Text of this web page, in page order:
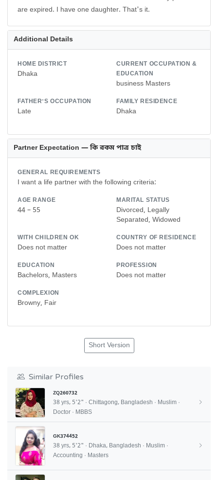
are expired. I have one daughter. That's it.
Additional Details
HOME DISTRICT
Dhaka
CURRENT OCCUPATION &
EDUCATION
business Masters
FATHER'S OCCUPATION
Late
FAMILY RESIDENCE
Dhaka
Partner Expectation — কি রকম পাত্র চাই
GENERAL REQUIREMENTS
I want a life partner with the following criteria:
AGE RANGE
44 – 55
MARITAL STATUS
Divorced, Legally
Separated, Widowed
WITH CHILDREN OK
Does not matter
COUNTRY OF RESIDENCE
Does not matter
EDUCATION
Bachelors, Masters
PROFESSION
Does not matter
COMPLEXION
Browny, Fair
Short Version
Similar Profiles
ZQ260732
38 yrs, 5'2" · Chittagong, Bangladesh · Muslim ·
Doctor · MBBS
GK374452
38 yrs, 5'2" · Dhaka, Bangladesh · Muslim ·
Accounting · Masters